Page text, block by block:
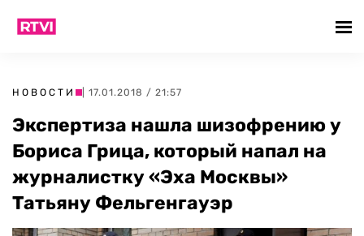
НОВОСТИ | 17.01.2018 / 21:57
Экспертиза нашла шизофрению у
Бориса Грица, который напал на
журналистку «Эха Москвы»
Татьяну Фельгенгауэр